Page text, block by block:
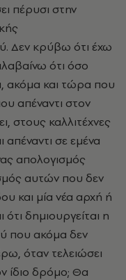
πέρυσι στην
Δεν κρύβω ότι έχω
ότι όσο
ακόμα και τώρα που
απέναντι στον
στους καλλιτέχνες
σε εμένα
απολογισμός
αυτών που δεν
και μία νέα αρχή ή
ότι δημιουργείται η
που ακόμα δεν
όταν τελειώσει
ίδιο δρόμο; Θα